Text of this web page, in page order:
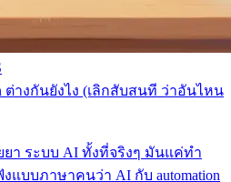
ต่างกันยังไง (เลิกสับสนที ว่าอันไหน
ยา ระบบ AI ทั้งที่จริงๆ มันแค่ทำ
บบภาษาคนว่า AI กับ automation